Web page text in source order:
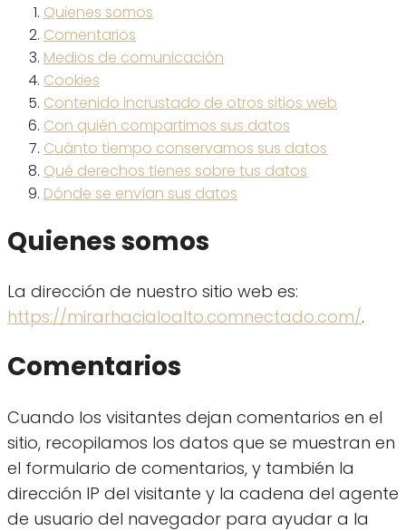
Quienes somos
Comentarios
Medios de comunicación
Cookies
Contenido incrustado de otros sitios web
Con quién compartimos sus datos
Cuánto tiempo conservamos sus datos
Qué derechos tienes sobre tus datos
Dónde se envían sus datos
Quienes somos
La dirección de nuestro sitio web es:
https://mirarhacialoalto.comnectado.com/.
Comentarios
Cuando los visitantes dejan comentarios en el
sitio, recopilamos los datos que se muestran en
el formulario de comentarios, y también la
dirección IP del visitante y la cadena del agente
de usuario del navegador para ayudar a la